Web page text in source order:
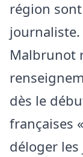
région
Malbrunot
dès le
françaises
déloger